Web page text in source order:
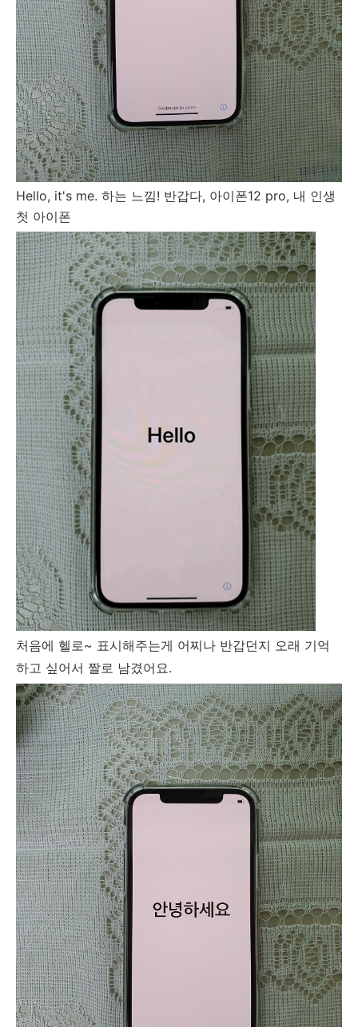
Hello, it's me. 하는 느낌! 반갑다, 아이폰12 pro, 내 인생
첫 아이폰
처음에 헬로~ 표시해주는게 어찌나 반갑던지 오래 기억
하고 싶어서 짤로 남겼어요.